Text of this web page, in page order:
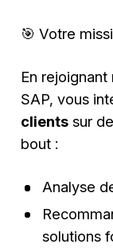
🎯 Votre
En
SAP, vous
clients sur
bout :
Analyse
solutions